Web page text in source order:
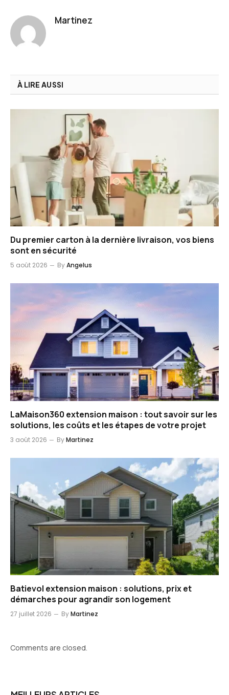
Martinez
À LIRE AUSSI
Du premier carton à la dernière livraison, vos biens
sont en sécurité
5 août 2026 ByAngelus
LaMaison360 extension maison : tout savoir sur les
solutions, les coûts et les étapes de votre projet
3 août 2026 ByMartinez
Batievol extension maison : solutions, prix et
démarches pour agrandir son logement
27 juillet 2026 ByMartinez
Comments are closed.